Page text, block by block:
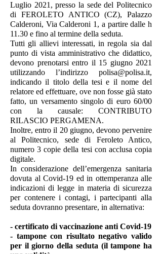
Luglio 2021, presso la sede del Politecnico
di FEROLETO ANTICO (CZ), Palazzo
Calderoni, Via Calderoni 1, a partire dalle h
11.30 e fino al termine della seduta.
Tutti gli allievi interessati, in regola sia dal
punto di vista amministrativo che didattico,
devono prenotarsi entro il 15 giugno 2021
utilizzando l’indirizzo polisa@polisa.it,
indicando il titolo della tesi e il nome del
relatore ed effettuare, ove non fosse già stato
fatto, un versamento singolo di euro 60/00
con la causale: CONTRIBUTO
RILASCIO PERGAMENA.
Inoltre, entro il 20 giugno, devono pervenire
al Politecnico, sede di Feroleto Antico,
numero 3 copie della tesi con acclusa copia
digitale.
In considerazione dell’emergenza sanitaria
dovuta al Covid-19 ed in ottemperanza alle
indicazioni di legge in materia di sicurezza
per contenere i contagi, i partecipanti alla
seduta dovranno presentare, in alternativa:
- certificato di vaccinazione anti Covid-19
- tampone con risultato negativo valido
per il giorno della seduta (il tampone ha